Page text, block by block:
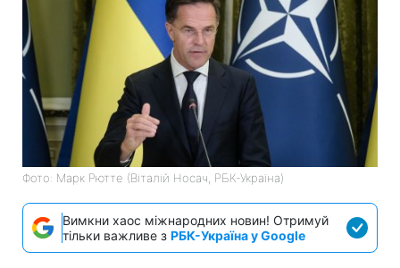
Фото: Марк Рютте (Віталій Носач, РБК-Україна)
Вимкни хаос міжнародних новин! Отримуй
тільки важливе з РБК-Україна у Google